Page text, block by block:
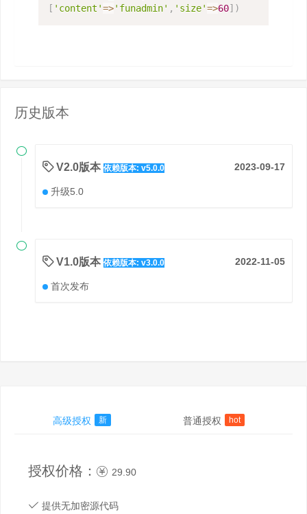
[ 'content'=>'funadmin' , 'size'=>60] )
历史版本

V2.0版本 依赖版本: v5.0.0 2023-09-17
升级5.0

V1.0版本 依赖版本: v3.0.0 2022-11-05
首次发布
高级授权 新 普通授权 hot
授权价格： 29.90
提供无加密源代码